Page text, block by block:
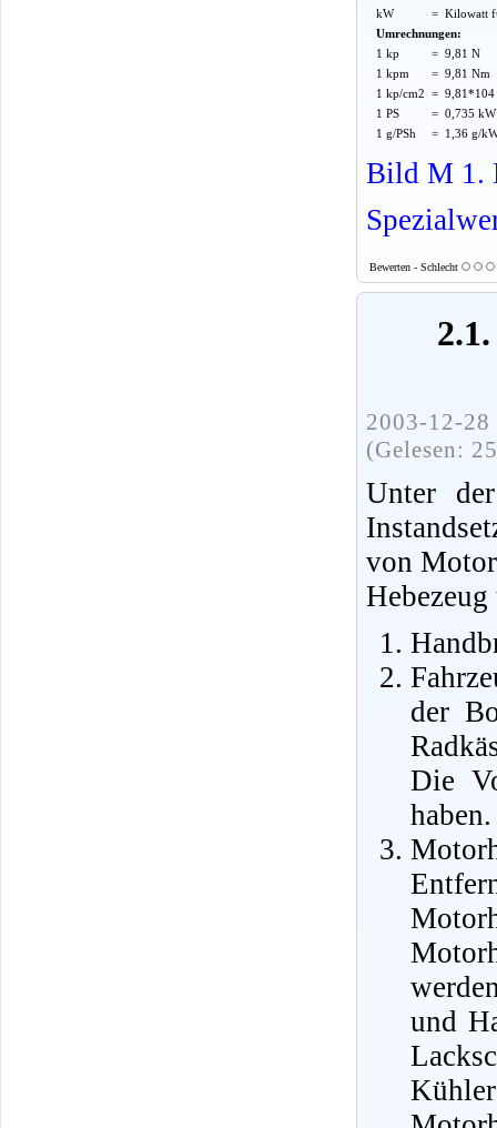
kW
= Kilowatt
Umrechnungen:
1 kp
= 9,81 N
1 kpm
= 9,81 Nm
1 kp/cm2 = 9,81*104
1 PS
= 0,735 kW
1 g/PSh
= 1,36 g/
Bild M 1.
Bewerten - Schlecht
2003-12-
(Gelesen:
Unter
von
der
Die
haben.
und